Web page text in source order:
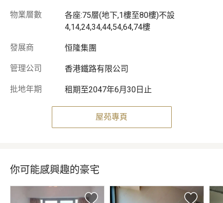
物業層數
各座:75層(地下,1樓至80樓)不設
4,14,24,34,44,54,64,74樓
發展商 恒隆集團
管理公司 香港鐵路有限公司
批地年期 租期至2047年6月30日止
屋苑專頁
你可能感興趣的豪宅